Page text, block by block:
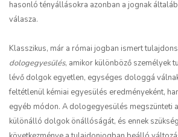
hasonló tényállásokra azonban a jognak
válasza.
Klasszikus, már a római jogban ismert
dologegyesülés, amikor különböző személyek
lévő dolgok egyetlen, egységes dologgá
feltétlenül kémiai egyesülés eredményeként,
egyéb módon. A dologegyesülés megszünteti
különálló dolgok önállóságát, és ennek